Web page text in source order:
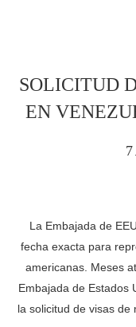
SOLICITUD
EN
7 .
La Embajada de
fecha exacta para
americanas. Meses
Embajada de Estados
la solicitud de visas